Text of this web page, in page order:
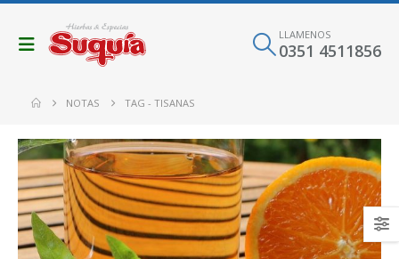
LLAMENOS
0351 4511856
NOTAS TAG -TISANAS